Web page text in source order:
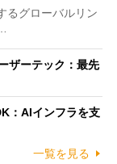
るグローバルリン
ザーテック：最先
：AIインフラを支
一覧を見る